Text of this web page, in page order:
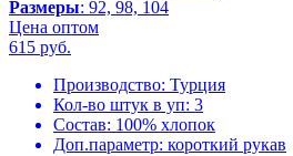
Размеры: 92, 98, 104
Цена оптом
615 руб.
Производство: Турция
Кол-во штук в уп: 3
Состав: 100% хлопок
Доп.параметр: короткий рукав